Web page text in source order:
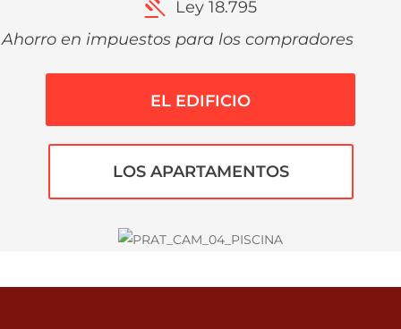
Ley 18.795
Ahorro en impuestos para los compradores
EL EDIFICIO
LOS APARTAMENTOS